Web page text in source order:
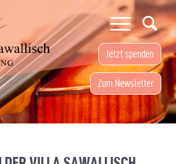
Zum Newsletter
Jetzt spenden